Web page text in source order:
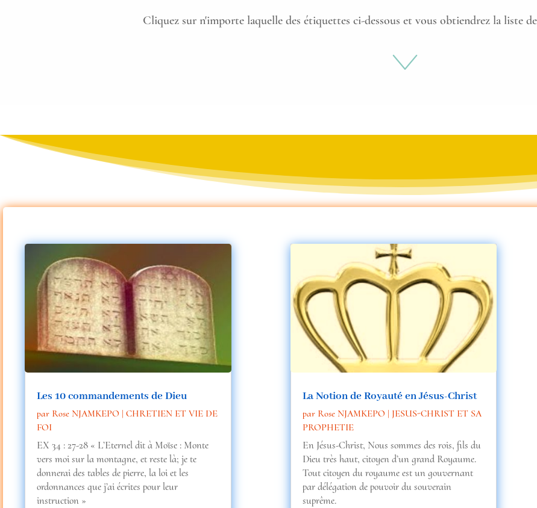
Cliquez sur n'importe laquelle des étiquettes ci-dessous et vous obtiendrez la liste
ro
w
do
w
n
ic
o
n
Les 10 commandements de Dieu
par Rose NJAMKEPO |CHRETIEN ET VIE DE
FOI
EX 34 : 27-28 « L’Eternel dit à Moïse : Monte
vers moi sur la montagne, et reste là; je te
donnerai des tables de pierre, la loi et les
ordonnances que j’ai écrites pour leur
instruction »
La Notion de Royauté en Jésus-Christ
par Rose NJAMKEPO | JESUS-CHRIST ET SA
PROPHETIE
En Jésus-Christ, Nous sommes des rois, fils du
Dieu très haut, citoyen d’un grand Royaume.
Tout citoyen du royaume est un gouvernant
par délégation de pouvoir du souverain
suprême.